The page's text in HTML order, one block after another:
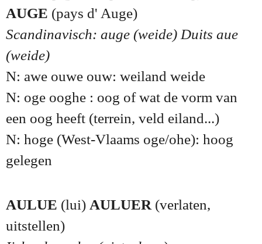
AUGE (pays d' Auge)
Scandinavisch: auge (weide) Duits aue
(weide)
N: awe ouwe ouw: weiland weide
N: oge ooghe : oog of wat de vorm van
een oog heeft (terrein, veld eiland...)
N: hoge (West-Vlaams oge/ohe): hoog
gelegen
AULUE (lui) AULUER (verlaten,
uitstellen)